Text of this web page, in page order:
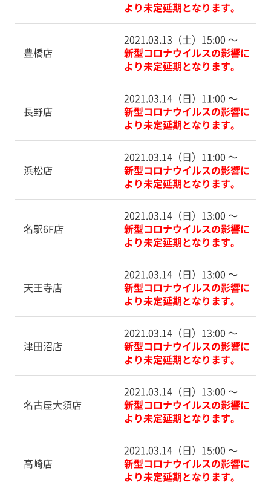
より未定延期となります。
豊橋店
2021.03.13（土）15:00 〜
新型コロナウイルスの影響に
より未定延期となります。
長野店
2021.03.14（日）11:00 〜
新型コロナウイルスの影響に
より未定延期となります。
浜松店
2021.03.14（日）11:00 〜
新型コロナウイルスの影響に
より未定延期となります。
名駅6F店
2021.03.14（日）13:00 〜
新型コロナウイルスの影響に
より未定延期となります。
天王寺店
2021.03.14（日）13:00 〜
新型コロナウイルスの影響に
より未定延期となります。
津田沼店
2021.03.14（日）13:00 〜
新型コロナウイルスの影響に
より未定延期となります。
名古屋大須店
2021.03.14（日）13:00 〜
新型コロナウイルスの影響に
より未定延期となります。
高崎店
2021.03.14（日）15:00 〜
新型コロナウイルスの影響に
より未定延期となります。